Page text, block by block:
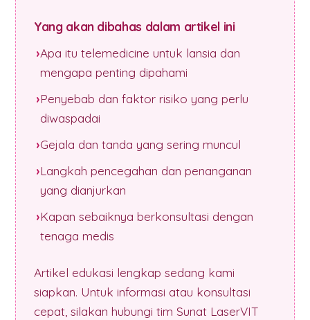
Yang akan dibahas dalam artikel ini
Apa itu telemedicine untuk lansia dan
mengapa penting dipahami
Penyebab dan faktor risiko yang perlu
diwaspadai
Gejala dan tanda yang sering muncul
Langkah pencegahan dan penanganan
yang dianjurkan
Kapan sebaiknya berkonsultasi dengan
tenaga medis
Artikel edukasi lengkap sedang kami
siapkan. Untuk informasi atau konsultasi
cepat, silakan hubungi tim Sunat LaserVIT